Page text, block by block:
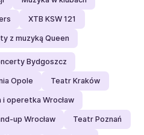
XTB KSW 121
z muzyką Queen
Bydgoszcz
Opole Teatr Kraków
i operetka Wrocław
up Wrocław Teatr Poznań